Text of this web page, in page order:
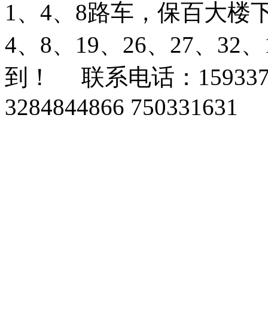
1、4、8路车，保百大楼
4、8、19、26、27、32
到！ 联系电话：
3284844866 750331631